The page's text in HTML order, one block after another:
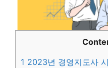
1 2023년 경영지도사